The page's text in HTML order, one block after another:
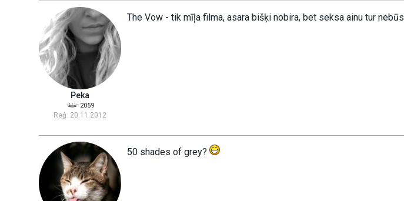
Peka
2059
Reģ: 20.11.2012
The Vow - tik mīļa filma, asara bišķi nobira, bet seksa ainu tur nebūs
50 shades of grey?